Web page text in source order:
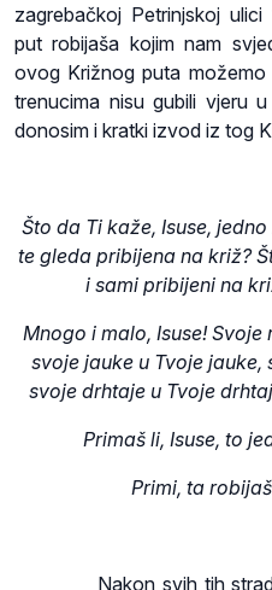
zagrebačkoj Petrinjskoj
put robijaša kojim nam
ovog Križnog puta
trenucima nisu gubili vjeru
donosim i kratki izvod iz tog
Što da Ti kaže, Isuse,
te gleda pribijena na križ?
i sami pribijeni na
Mnogo i malo, Isuse!
svoje jauke u Tvoje jauke,
svoje drhtaje u Tvoje
Primaš li, Isuse, to
Primi, ta
Nakon svih tih